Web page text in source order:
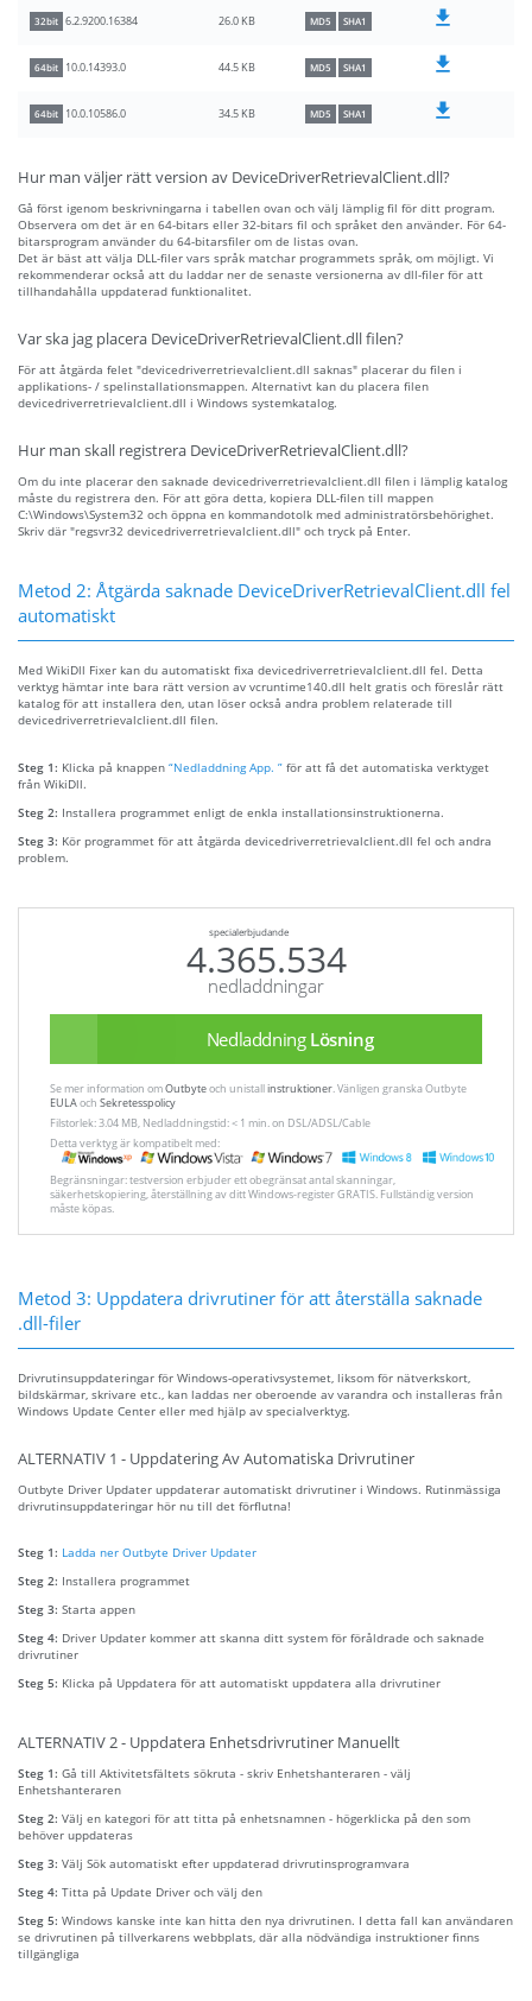
32bit 6.2.9200.16384 26.0 KB MD5 SHA1
64bit 10.0.14393.0 44.5 KB MD5 SHA1
64bit 10.0.10586.0 34.5 KB MD5 SHA1
Hur man väljer rätt version av DeviceDriverRetrievalClient.dll?
Gå först igenom beskrivningarna i tabellen ovan och välj lämplig fil för ditt program.
Observera om det är en 64-bitars eller 32-bitars fil och språket den använder. För 64-
bitarsprogram använder du 64-bitarsfiler om de listas ovan.
Det är bäst att välja DLL-filer vars språk matchar programmets språk, om möjligt. Vi
rekommenderar också att du laddar ner de senaste versionerna av dll-filer för att
tillhandahålla uppdaterad funktionalitet.
Var ska jag placera DeviceDriverRetrievalClient.dll filen?
För att åtgärda felet "devicedriverretrievalclient.dll saknas" placerar du filen i
applikations- / spelinstallationsmappen. Alternativt kan du placera filen
devicedriverretrievalclient.dll i Windows systemkatalog.
Hur man skall registrera DeviceDriverRetrievalClient.dll?
Om du inte placerar den saknade devicedriverretrievalclient.dll filen i lämplig katalog
måste du registrera den. För att göra detta, kopiera DLL-filen till mappen
C:\Windows\System32 och öppna en kommandotolk med administratörsbehörighet.
Skriv där "regsvr32 devicedriverretrievalclient.dll" och tryck på Enter.
Metod 2: Åtgärda saknade DeviceDriverRetrievalClient.dll fel
automatiskt
Med WikiDll Fixer kan du automatiskt fixa devicedriverretrievalclient.dll fel. Detta
verktyg hämtar inte bara rätt version av vcruntime140.dll helt gratis och föreslår rätt
katalog för att installera den, utan löser också andra problem relaterade till
devicedriverretrievalclient.dll filen.
Steg 1: Klicka på knappen “Nedladdning App. ” för att få det automatiska verktyget
från WikiDll.
Steg 2: Installera programmet enligt de enkla installationsinstruktionerna.
Steg 3: Kör programmet för att åtgärda devicedriverretrievalclient.dll fel och andra
problem.
specialerbjudande
4.365.534
nedladdningar
Nedladdning Lösning
Se mer information omOutbyteoch unistallinstruktioner. Vänligen granska Outbyte
EULAoch Sekretesspolicy
Filstorlek: 3.04 MB, Nedladdningstid: < 1 min. on DSL/ADSL/Cable
Detta verktyg är kompatibelt med:
Begränsningar: testversion erbjuder ett obegränsat antal skanningar,
säkerhetskopiering, återställning av ditt Windows-register GRATIS. Fullständig version
måste köpas.
Metod 3: Uppdatera drivrutiner för att återställa saknade
.dll-filer
Drivrutinsuppdateringar för Windows-operativsystemet, liksom för nätverkskort,
bildskärmar, skrivare etc., kan laddas ner oberoende av varandra och installeras från
Windows Update Center eller med hjälp av specialverktyg.
ALTERNATIV 1 - Uppdatering Av Automatiska Drivrutiner
Outbyte Driver Updater uppdaterar automatiskt drivrutiner i Windows. Rutinmässiga
drivrutinsuppdateringar hör nu till det förflutna!
Steg 1: Ladda ner Outbyte Driver Updater
Steg 2: Installera programmet
Steg 3: Starta appen
Steg 4: Driver Updater kommer att skanna ditt system för föråldrade och saknade
drivrutiner
Steg 5: Klicka på Uppdatera för att automatiskt uppdatera alla drivrutiner
ALTERNATIV 2 - Uppdatera Enhetsdrivrutiner Manuellt
Steg 1: Gå till Aktivitetsfältets sökruta - skriv Enhetshanteraren - välj
Enhetshanteraren
Steg 2: Välj en kategori för att titta på enhetsnamnen - högerklicka på den som
behöver uppdateras
Steg 3: Välj Sök automatiskt efter uppdaterad drivrutinsprogramvara
Steg 4: Titta på Update Driver och välj den
Steg 5: Windows kanske inte kan hitta den nya drivrutinen. I detta fall kan användaren
se drivrutinen på tillverkarens webbplats, där alla nödvändiga instruktioner finns
tillgängliga